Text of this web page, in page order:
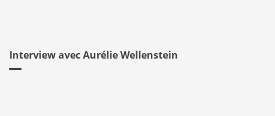
Interview avec Aurélie Wellenstein